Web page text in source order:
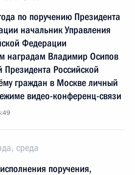
по поручению Президента
начальник Управления
Федерации
наградам Владимир Осипов
Российской
граждан в Москве личный
видео-конференц-связи
среда
поручения,